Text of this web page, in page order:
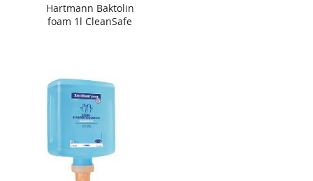
Hartmann Baktolin
foam 1l CleanSafe